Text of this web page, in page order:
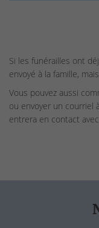
Si les funérailles ont
envoyé à la famille,
Vous pouvez aussi
ou envoyer un courriel à
entrera en contact